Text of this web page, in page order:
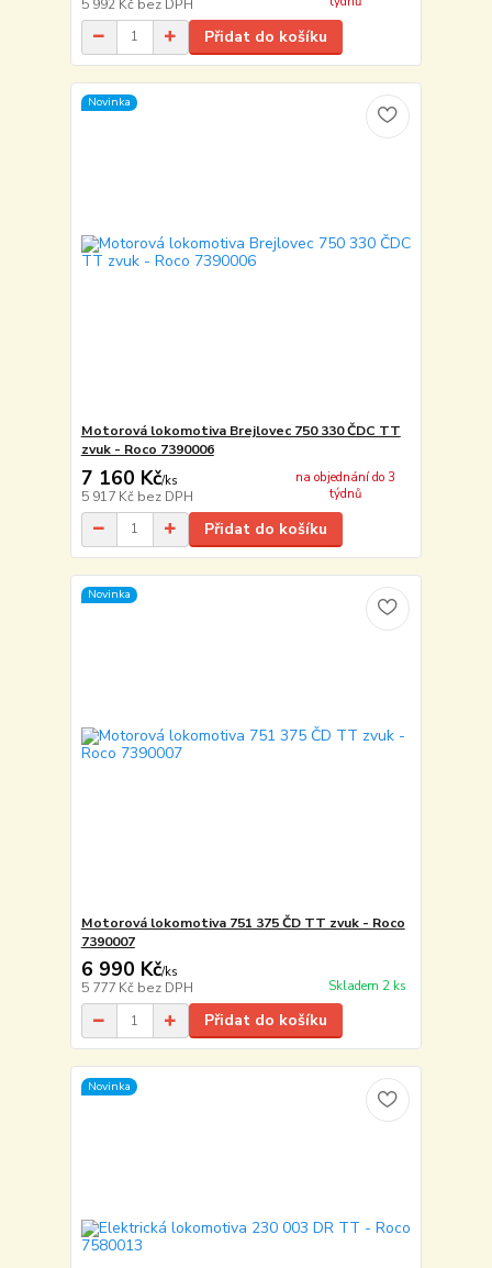
5 992 Kč bez DPH
Přidat do košíku
Novinka
Motorová lokomotiva Brejlovec 750 330 ČDC TT
zvuk - Roco 7390006
7 160 Kč/ks
5 917 Kč bez DPH
na objednání do 3
týdnů
Přidat do košíku
Novinka
Motorová lokomotiva 751 375 ČD TT zvuk - Roco
7390007
6 990 Kč/ks
5 777 Kč bez DPH Skladem 2 ks
Přidat do košíku
Novinka